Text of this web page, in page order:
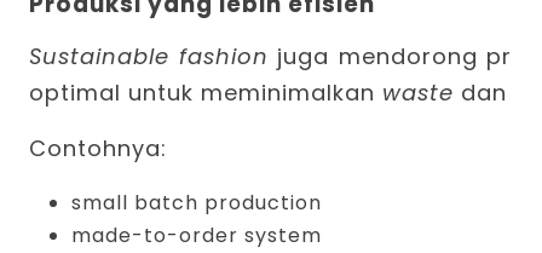
Sustainable fashion juga mendorong
optimal untuk meminimalkan waste dan
Contohnya:
small batch production
made-to-order system